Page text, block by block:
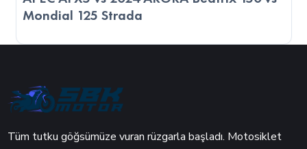
Mondial 125 Strada
Tüm tutku göğsümüze vuran rüzgarla başladı. Motosiklet